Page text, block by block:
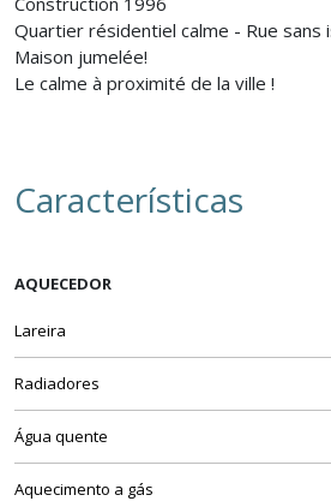
Quartier résidentiel calme - Rue sans
Maison jumelée!
Le calme à proximité de la ville !
Características
AQUECEDOR
Lareira
Radiadores
Água quente
Aquecimento a gás